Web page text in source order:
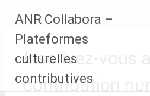
contenu
ANR Collabora –
Plateformes
culturelles
contributives
Inscrivez-vous
contribution